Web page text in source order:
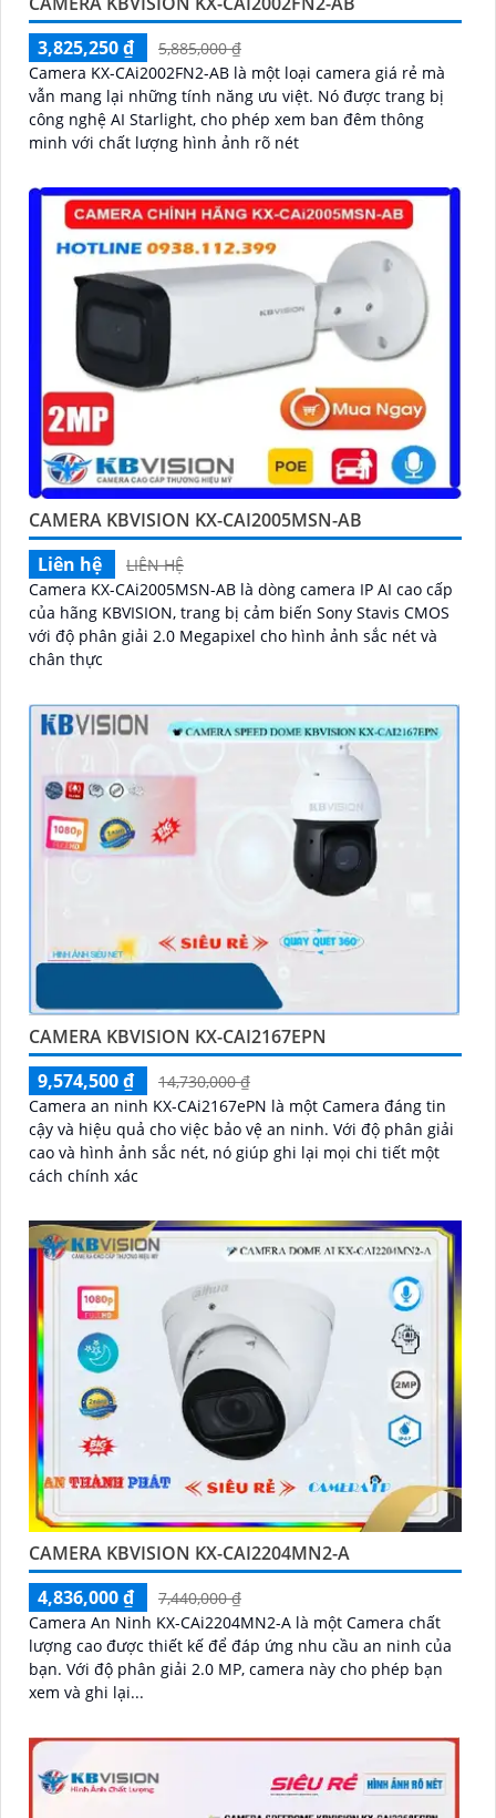
3,825,250 ₫
5,885,000 ₫
Camera KX-CAi2002FN2-AB là một loại camera giá rẻ mà
vẫn mang lại những tính năng ưu việt. Nó được trang bị
công nghệ AI Starlight, cho phép xem ban đêm thông
minh với chất lượng hình ảnh rõ nét
CAMERA KBVISION KX-CAI2005MSN-AB
Liên hệ
LIÊN HỆ
Camera KX-CAi2005MSN-AB là dòng camera IP AI cao cấp
của hãng KBVISION, trang bị cảm biến Sony Stavis CMOS
với độ phân giải 2.0 Megapixel cho hình ảnh sắc nét và
chân thực
CAMERA KBVISION KX-CAI2167EPN
9,574,500 ₫
14,730,000 ₫
Camera an ninh KX-CAi2167ePN là một Camera đáng tin
cậy và hiệu quả cho việc bảo vệ an ninh. Với độ phân giải
cao và hình ảnh sắc nét, nó giúp ghi lại mọi chi tiết một
cách chính xác
CAMERA KBVISION KX-CAI2204MN2-A
4,836,000 ₫
7,440,000 ₫
Camera An Ninh KX-CAi2204MN2-A là một Camera chất
lượng cao được thiết kế để đáp ứng nhu cầu an ninh của
bạn. Với độ phân giải 2.0 MP, camera này cho phép bạn
xem và ghi lại...